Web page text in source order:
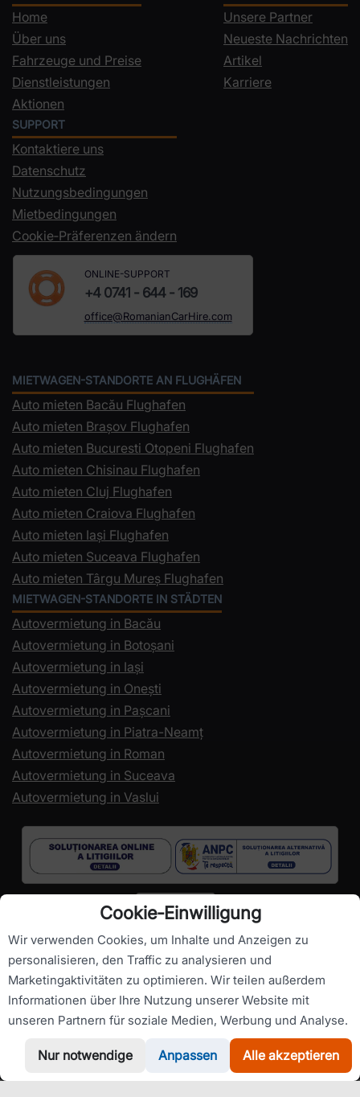
Home
Über uns
Fahrzeuge und Preise
Dienstleistungen
Aktionen
Unsere Partner
Neueste Nachrichten
Artikel
Karriere
SUPPORT
Kontaktiere uns
Datenschutz
Nutzungsbedingungen
Mietbedingungen
Cookie‑Präferenzen ändern
ONLINE-SUPPORT
+4 0741 - 644 - 169
office@RomanianCarHire.com
MIETWAGEN-STANDORTE AN FLUGHÄFEN
Auto mieten Bacău Flughafen
Auto mieten Brașov Flughafen
Auto mieten Bucuresti Otopeni Flughafen
Auto mieten Chisinau Flughafen
Auto mieten Cluj Flughafen
Auto mieten Craiova Flughafen
Auto mieten Iași Flughafen
Auto mieten Suceava Flughafen
Auto mieten Târgu Mureș Flughafen
MIETWAGEN-STANDORTE IN STÄDTEN
Autovermietung in Bacău
Autovermietung in Botoșani
Autovermietung in Iași
Autovermietung in Onești
Autovermietung in Pașcani
Autovermietung in Piatra-Neamț
Autovermietung in Roman
Autovermietung in Suceava
Autovermietung in Vaslui
Urheberrechte ©RomanianCarHire.com- Alle Rechte
vorbehalten.
WhatsApp Rufen Sie uns an
Cookie‑Einwilligung
Wir verwenden Cookies, um Inhalte und Anzeigen zu
personalisieren, den Traffic zu analysieren und
Marketingaktivitäten zu optimieren. Wir teilen außerdem
Informationen über Ihre Nutzung unserer Website mit
unseren Partnern für soziale Medien, Werbung und Analyse.
Nur notwendige Anpassen Alle akzeptieren